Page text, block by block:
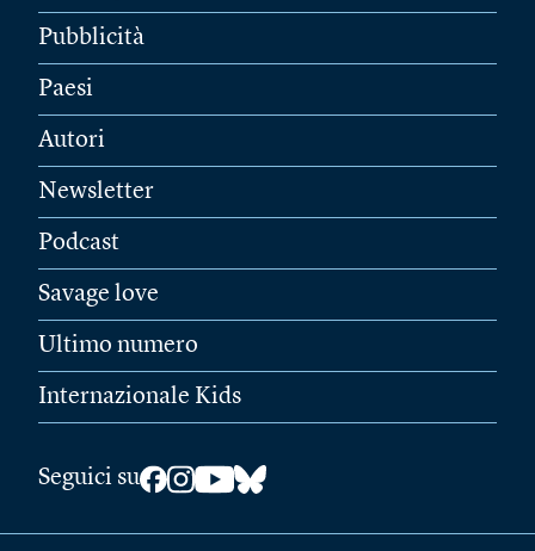
Pubblicità
Paesi
Autori
Newsletter
Podcast
Savage love
Ultimo numero
Internazionale Kids
Seguici su